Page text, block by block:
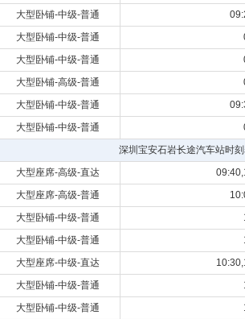
大型卧铺-中级-普通
大型卧铺-中级-普通
大型卧铺-中级-普通
大型卧铺-高级-普通
大型卧铺-中级-普通
大型卧铺-中级-普通
深圳宝安石岩长途汽车站时
大型座席-高级-直达
大型座席-高级-普通
大型卧铺-中级-普通
大型卧铺-中级-普通
大型座席-中级-直达
大型卧铺-中级-普通
大型卧铺-中级-普通